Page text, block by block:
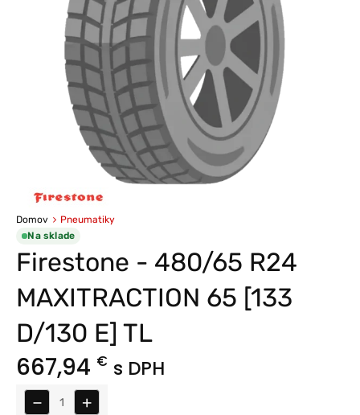
Domov
Pneumatiky
Na sklade
Firestone - 480/65 R24
MAXITRACTION 65 [133
D/130 E] TL
667,94 € s DPH
− +